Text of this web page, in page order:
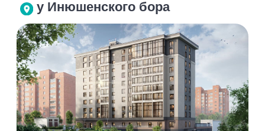
От студий до 2х-уровневых
Потолки до 5,5 метров
Сдача IV кв. 2027 года